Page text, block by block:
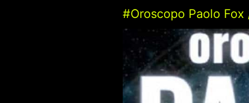
#Oroscopo Paolo Fox